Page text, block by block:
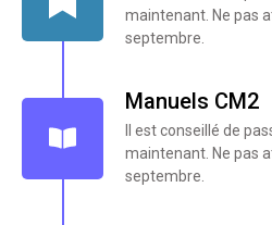
maintenant. Ne pas
septembre.
Manuels CM2
Il est conseillé de
maintenant. Ne pas
septembre.